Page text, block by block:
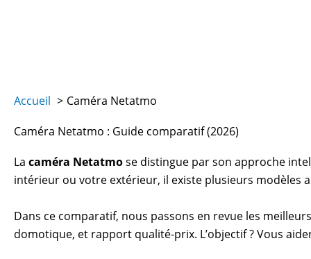
Accueil
Caméra Netatmo
Caméra Netatmo : Guide comparatif (2026)
La caméra Netatmose distingue par son approche
intérieur ou votre extérieur, il existe plusieurs modèles
Dans ce comparatif, nous passons en revue les
domotique, et rapport qualité-prix. L’objectif ? Vous